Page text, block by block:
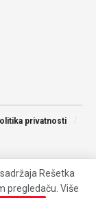
privatnosti
Rešetka
pregledaču. Više